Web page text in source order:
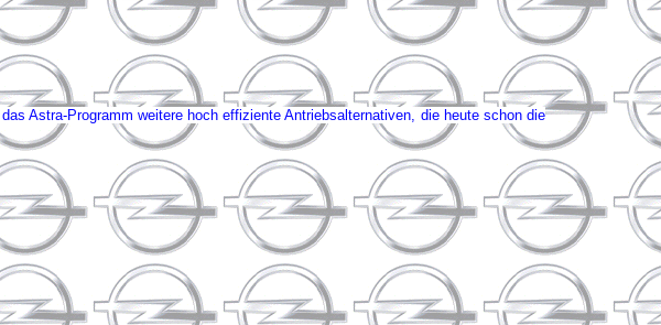
Astra-Programm weitere hoch effiziente Antriebsalternativen, die heute schon die